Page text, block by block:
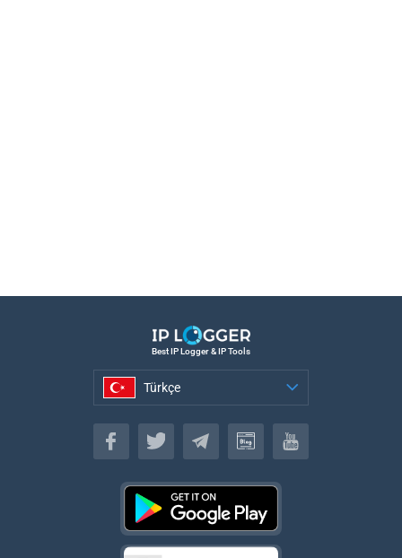
Best IP Logger & IP Tools
Türkçe
Türkçe